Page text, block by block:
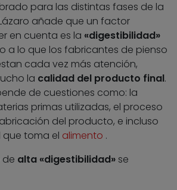
para las distintas fases de la
añade que un factor
en cuenta es la «digestibilidad»
a lo que los fabricantes de pienso
cada vez más atención,
la calidad del producto final.
de cuestiones como: la
primas utilizadas, el proceso
del producto, e incluso
toma el alimento .
alta «digestibilidad» se